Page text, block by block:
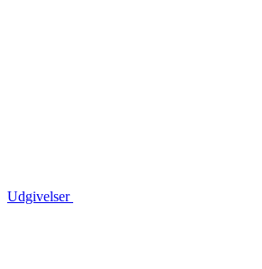
Udgivelser